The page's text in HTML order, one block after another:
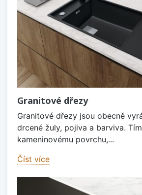
Granitové dřezy
Granitové dřezy jsou obecně
drcené žuly, pojiva a barviva.
kameninovému povrchu,...
Číst více